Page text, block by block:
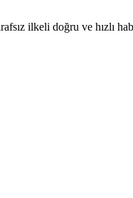
ilkeli doğru ve hızlı